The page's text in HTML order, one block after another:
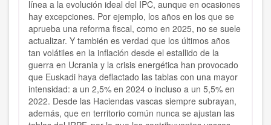
línea a la evolución ideal del IPC, aunque en ocasiones
hay excepciones. Por ejemplo, los años en los que se
aprueba una reforma fiscal, como en 2025, no se suele
actualizar. Y también es verdad que los últimos años
tan volátiles en la inflación desde el estallido de la
guerra en Ucrania y la crisis energética han provocado
que Euskadi haya deflactado las tablas con una mayor
intensidad: a un 2,5% en 2024 o incluso a un 5,5% en
2022. Desde las Haciendas vascas siempre subrayan,
además, que en territorio común nunca se ajustan las